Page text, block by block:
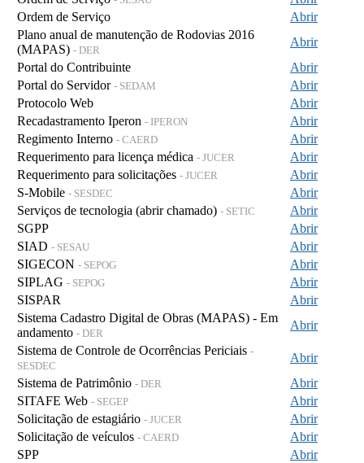
Ordem de Serviço
Abrir
Plano anual de manutenção de Rodovias 2016
(MAPAS) - DER
Abrir
Portal do Contribuinte
Abrir
Portal do Servidor - SEDAM
Abrir
Protocolo Web
Abrir
Recadastramento Iperon - IPERON
Abrir
Regimento Interno - CAERD
Abrir
Requerimento para licença médica - JUCER
Abrir
Requerimento para solicitações - JUCER
Abrir
S-Mobile - SESDEC
Abrir
Serviços de tecnologia (abrir chamado) - SETIC
Abrir
SGPP
Abrir
SIAD - SESAU
Abrir
SIGECON - SEPOG
Abrir
SIPLAG - SEPOG
Abrir
SISPAR
Abrir
Sistema Cadastro Digital de Obras (MAPAS) - Em
andamento - DER
Abrir
Sistema de Controle de Ocorrências Periciais -
SESDEC
Abrir
Sistema de Patrimônio - DER
Abrir
SITAFE Web - SEGEP
Abrir
Solicitação de estagiário - JUCER
Abrir
Solicitação de veículos - CAERD
Abrir
SPP
Abrir